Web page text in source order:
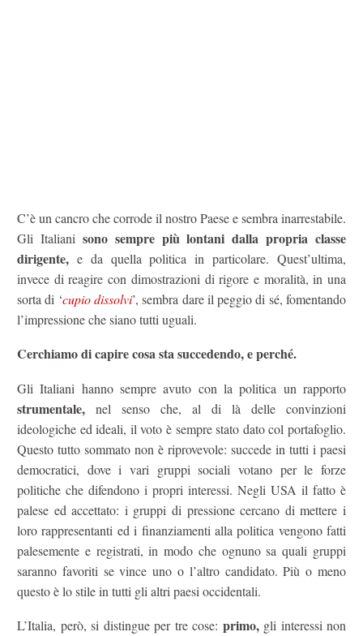
C’è un cancro che corrode il nostro Paese e sembra inarrestabile.
Gli Italiani sono sempre più lontani dalla propria classe
dirigente, e da quella politica in particolare. Quest’ultima,
invece di reagire con dimostrazioni di rigore e moralità, in una
sorta di ‘cupio dissolvi’, sembra dare il peggio di sé, fomentando
l’impressione che siano tutti uguali.
Cerchiamo di capire cosa sta succedendo, e perché.
Gli Italiani hanno sempre avuto con la politica un rapporto
strumentale, nel senso che, al di là delle convinzioni
ideologiche ed ideali, il voto è sempre stato dato col portafoglio.
Questo tutto sommato non è riprovevole: succede in tutti i paesi
democratici, dove i vari gruppi sociali votano per le forze
politiche che difendono i propri interessi. Negli USA il fatto è
palese ed accettato: i gruppi di pressione cercano di mettere i
loro rappresentanti ed i finanziamenti alla politica vengono fatti
palesemente e registrati, in modo che ognuno sa quali gruppi
saranno favoriti se vince uno o l’altro candidato. Più o meno
questo è lo stile in tutti gli altri paesi occidentali.
L’Italia, però, si distingue per tre cose: primo,gli interessi non